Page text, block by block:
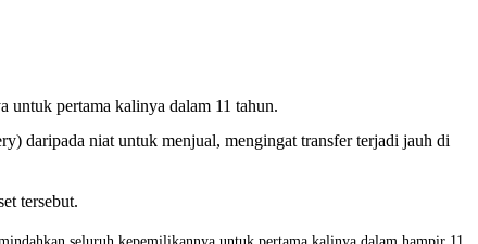
untuk pertama kalinya dalam 11 tahun.
daripada niat untuk menjual, mengingat transfer terjadi jauh di
tersebut.